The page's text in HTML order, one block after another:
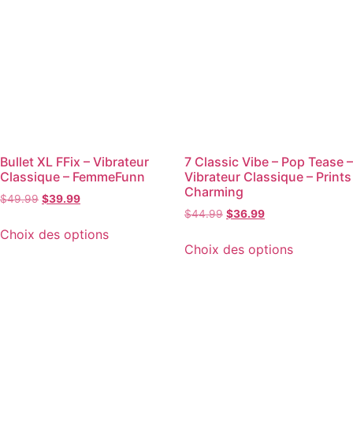
Bullet XL FFix – Vibrateur
Classique – FemmeFunn
$49.99 $39.99
Choix des options
7 Classic Vibe – Pop Tease –
Vibrateur Classique – Prints
Charming
$44.99 $36.99
Choix des options